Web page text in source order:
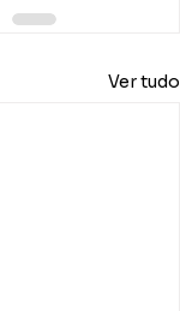
Ver tudo